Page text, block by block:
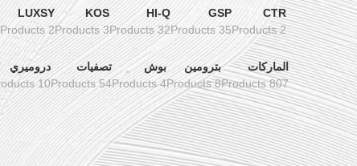
CTR
2 Products
GSP
35 Products
HI-Q
32 Products
KOS
3 Products
LUXSY
2 Products
الماركات
807 Products
بترومين
8 Products
بوش
4 Products
تصفيات
54 Products
دروميري
10 Products